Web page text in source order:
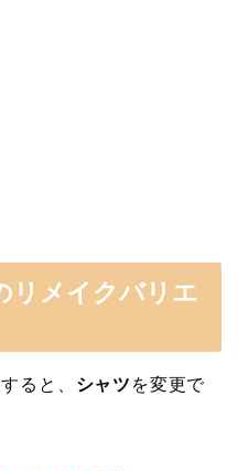
リメイクバリエ
ると、 シャツ を変更で